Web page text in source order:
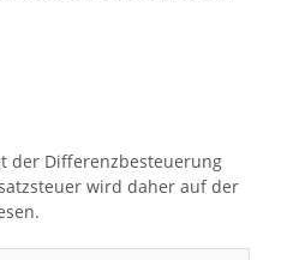
der Differenzbesteuerung
wird daher auf der